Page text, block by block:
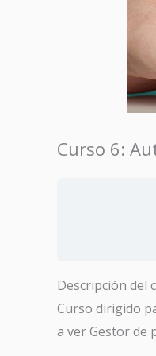
Curso 6:
Descripción del
Curso dirigido
a ver Gestor de